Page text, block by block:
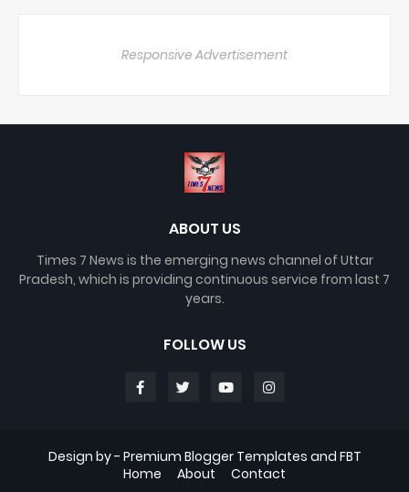
Responsive Advertisement
ABOUT US
Times 7 News is the emerging news channel of Uttar
Pradesh, which is providing continuous service from last 7
years.
FOLLOW US
Design by - Premium Blogger Templates and FBT
Home
About Contact